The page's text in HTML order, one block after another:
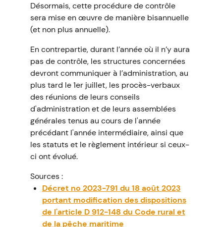
Désormais, cette procédure de contrôle
sera mise en œuvre de manière bisannuelle
(et non plus annuelle).
En contrepartie, durant l’année où il n’y aura
pas de contrôle, les structures concernées
devront communiquer à l’administration, au
plus tard le 1er juillet, les procès-verbaux
des réunions de leurs conseils
d'administration et de leurs assemblées
générales tenus au cours de l'année
précédant l'année intermédiaire, ainsi que
les statuts et le règlement intérieur si ceux-
ci ont évolué.
Sources :
Décret no 2023-791 du 18 août 2023
portant modification des dispositions
de l'article D 912-148 du Code rural et
de la pêche maritime